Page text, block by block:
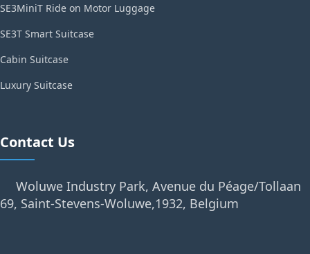
SE3MiniT Ride on Motor Luggage
SE3T Smart Suitcase
Cabin Suitcase
Luxury Suitcase
Contact Us
Woluwe Industry Park, Avenue du Péage/Tollaan
69, Saint-Stevens-Woluwe,1932, Belgium